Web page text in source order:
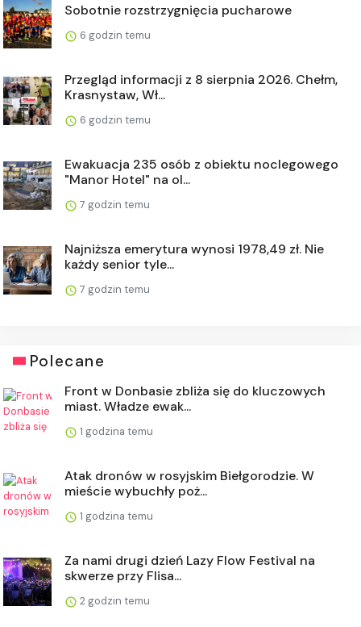
Sobotnie rozstrzygnięcia pucharowe
6 godzin temu
Przegląd informacji z 8 sierpnia 2026. Chełm,
Krasnystaw, Wł...
6 godzin temu
Ewakuacja 235 osób z obiektu noclegowego
"Manor Hotel" na ol...
7 godzin temu
Najniższa emerytura wynosi 1978,49 zł. Nie
każdy senior tyle...
7 godzin temu
Polecane
Front w Donbasie zbliża się do kluczowych
miast. Władze ewak...
1 godzina temu
Atak dronów w rosyjskim Biełgorodzie. W
mieście wybuchły poż...
1 godzina temu
Za nami drugi dzień Lazy Flow Festival na
skwerze przy Flisa...
2 godzin temu